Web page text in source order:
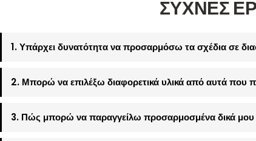
ΣΥΧΝΕΣ
1. Υπάρχει δυνατότητα να προσαρμόσω τα σχέδια σε
2. Μπορώ να επιλέξω διαφορετικά υλικά από αυτά που
3. Πώς μπορώ να παραγγείλω προσαρμοσμένα δικά μου